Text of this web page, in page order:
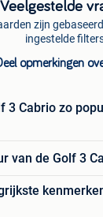
Veelgestelde
zijn
ingestelde
opmerkingen
3 Cabrio zo
van de Golf 3